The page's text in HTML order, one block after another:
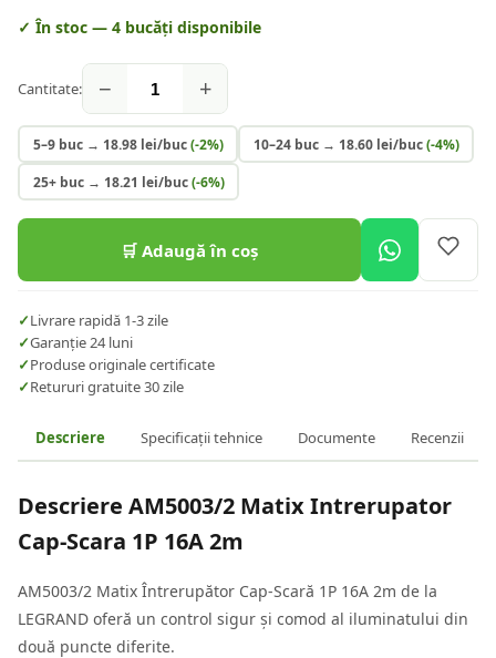
✓ În stoc — 4 bucăți disponibile
Cantitate: − +
5–9 buc→ 18.98lei/buc(-2%) 10–24 buc→ 18.60lei/buc(-4%)
25+ buc→ 18.21 lei/buc(-6%)
🛒 Adaugă în coș
✓Livrare rapidă 1-3 zile
✓Garanție 24 luni
✓Produse originale certificate
✓Retururi gratuite 30 zile
Descriere Specificații tehnice Documente Recenzii
Descriere AM5003/2 Matix Intrerupator
Cap-Scara 1P 16A 2m
AM5003/2 Matix Întrerupător Cap-Scară 1P 16A 2m de la
LEGRAND oferă un control sigur și comod al iluminatului din
două puncte diferite.